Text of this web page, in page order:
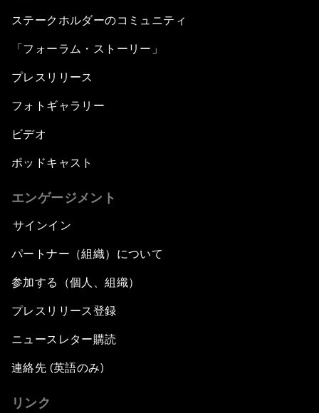
ステークホルダーのコミュニティ
「フォーラム・ストーリー」
プレスリリース
フォトギャラリー
ビデオ
ポッドキャスト
エンゲージメント
サインイン
パートナー（組織）について
参加する（個人、組織）
プレスリリース登録
ニュースレター購読
連絡先 (英語のみ)
リンク